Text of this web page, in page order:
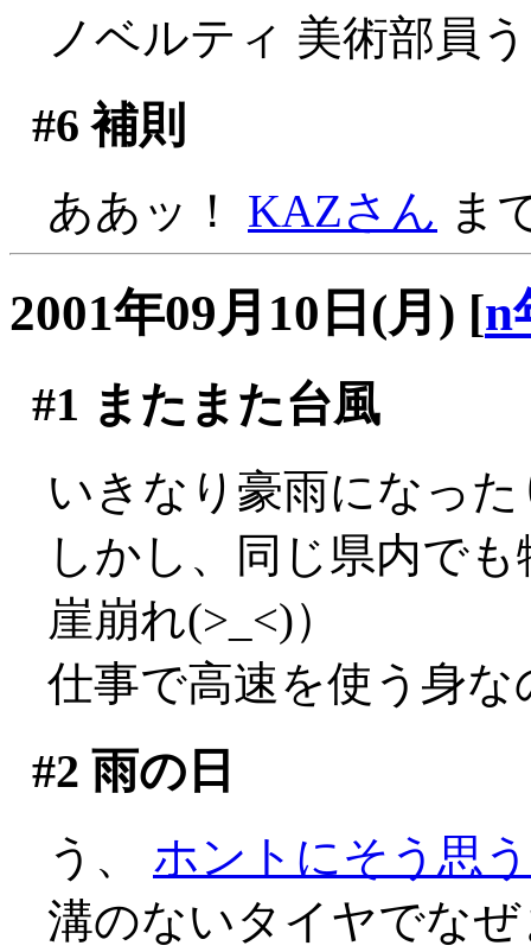
ノベルティ 美術部員
#6 補則
ああッ！ KAZさん ま
2001年09月10日(月) [n
#1 またまた台風
いきなり豪雨になっ
しかし、同じ県内で
崖崩れ(>_<)）
仕事で高速を使う身
#2 雨の日
う、 ホントにそう思
溝のないタイヤでな